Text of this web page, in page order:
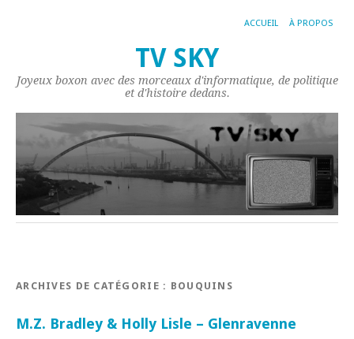
ACCUEIL À PROPOS
TV SKY
Joyeux boxon avec des morceaux d'informatique, de politique
et d'histoire dedans.
ARCHIVES DE CATÉGORIE : BOUQUINS
M.Z. Bradley & Holly Lisle – Glenravenne